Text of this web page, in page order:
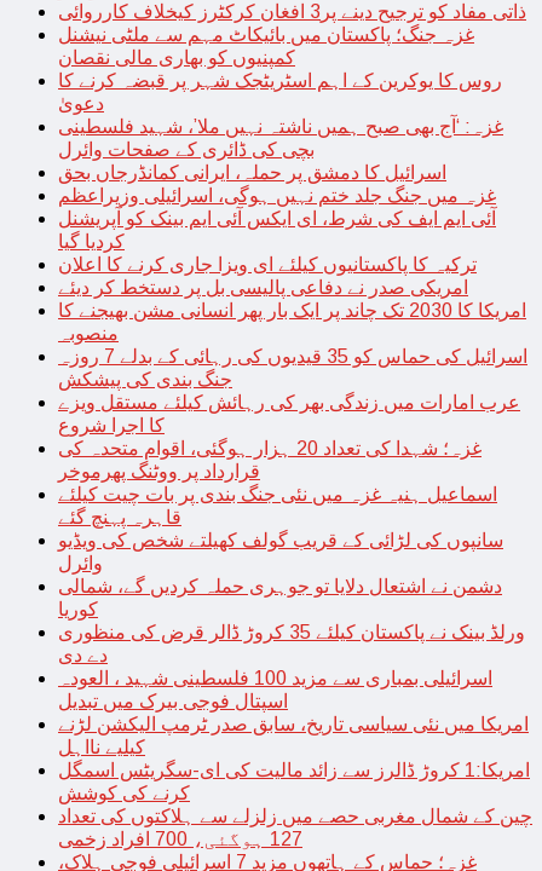
ذاتی مفاد کو ترجیح دینے پر3 افغان کرکٹرز کیخلاف کارروائی
غزہ جنگ؛ پاکستان میں بائیکاٹ مہم سے ملٹی نیشنل
کمپنیوں کو بھاری مالی نقصان
روس کا یوکرین کے اہم اسٹریٹجک شہر پر قبضہ کرنے کا
دعویٰ
غزہ: ‘آج بھی صبح ہمیں ناشتہ نہیں ملا’، شہید فلسطینی
بچی کی ڈائری کے صفحات وائرل
اسرائیل کا دمشق پر حملہ، ایرانی کمانڈرجاں بحق
غزہ میں جنگ جلد ختم نہیں ہوگی، اسرائیلی وزیراعظم
آئی ایم ایف کی شرط، ای ایکس آئی ایم بینک کو آپریشنل
کردیا گیا
ترکیہ کا پاکستانیوں کیلئے ای ویزا جاری کرنے کا اعلان
امریکی صدر نے دفاعی پالیسی بل پر دستخط کر دیئے
امریکا کا 2030 تک چاند پر ایک بار پھر انسانی مشن بھیجنے کا
منصوبہ
اسرائیل کی حماس کو 35 قیدیوں کی رہائی کے بدلے 7 روزہ
جنگ بندی کی پیشکش
عرب امارات میں زندگی بھر کی رہائش کیلئے مستقل ویزے
کا اجرا شروع
غزہ؛ شہدا کی تعداد 20 ہزار ہوگئی، اقوام متحدہ کی
قرارداد پر ووٹنگ پھرموخر
اسماعیل ہنیہ غزہ میں نئی جنگ بندی پر بات چیت کیلئے
قاہرہ پہنچ گئے
سانپوں کی لڑائی کے قریب گولف کھیلتے شخص کی ویڈیو
وائرل
دشمن نے اشتعال دلایا تو جوہری حملہ کردیں گے، شمالی
کوریا
ورلڈ بینک نے پاکستان کیلئے 35 کروڑ ڈالر قرض کی منظوری
دے دی
اسرائیلی بمباری سے مزید 100 فلسطینی شہید ، العودہ
اسپتال فوجی بیرک میں تبدیل
امریکا میں نئی سیاسی تاریخ، سابق صدر ٹرمپ الیکشن لڑنے
کیلیے نااہل
امریکا:1 کروڑ ڈالرز سے زائد مالیت کی ای-سگریٹس اسمگل
کرنے کی کوشش
چین کے شمال مغربی حصے میں زلزلے سے ہلاکتوں کی تعداد
127 ہوگئی، 700 افراد زخمی
غزہ؛ حماس کے ہاتھوں مزید 7 اسرائیلی فوجی ہلاک،